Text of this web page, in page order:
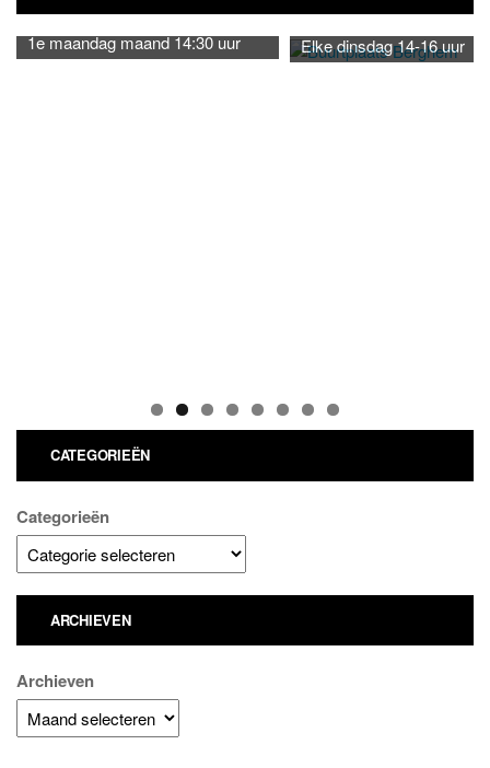
1e maandag maand 14:30 uur Elke dinsdag 14-16 uur
CATEGORIEËN
Categorieën
ARCHIEVEN
Archieven